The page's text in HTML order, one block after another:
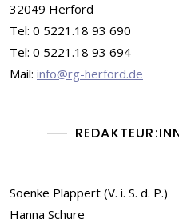
32049 Herford
Tel: 0 5221.18 93 690
Tel: 0 5221.18 93 694
Mail: info@rg-herford.de
Soenke Plappert (V. i. S. d. P.)
Hanna Schure